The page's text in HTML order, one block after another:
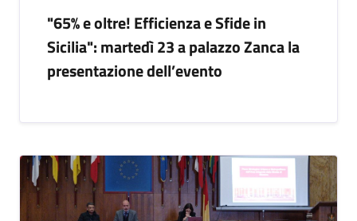
"65% e oltre! Efficienza e Sfide in
Sicilia": martedì 23 a palazzo Zanca la
presentazione dell’evento